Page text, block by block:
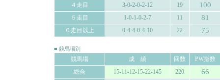
４走目 3-0-2-0-2-12 19 100
５走目 1-0-1-0-2-7 11 81
６走目以上 0-4-4-0-4-10 22 75
■ 競馬場別
競馬場 成 績 回数
PW指数
総合
15-11-12-15-22-145 220 66